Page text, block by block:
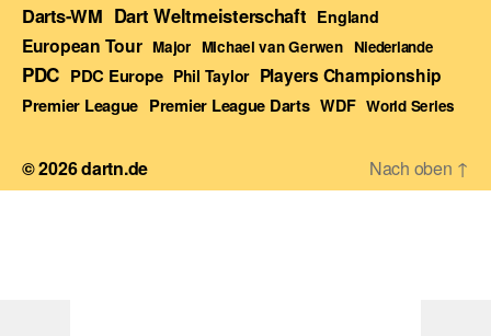
Darts-WM Dart Weltmeisterschaft England
European Tour Major Michael van Gerwen Niederlande
PDC PDC Europe Phil Taylor Players Championship
Premier League Premier League Darts WDF World Series
© 2026dartn.de Nach oben ↑